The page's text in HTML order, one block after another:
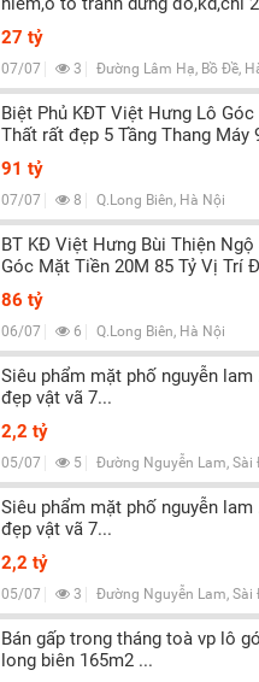
27 tỷ
07/07 3 Đường Lâm Hạ, Bồ Đề,
Biệt Phủ KĐT Việt Hưng Lô Góc
Thất rất đẹp 5 Tầng Thang Máy
91 tỷ
07/07 8 Q.Long Biên, Hà Nội
BT KĐ Việt Hưng Bùi Thiện Ngộ
Góc Mặt Tiền 20M 85 Tỷ Vị Trí
86 tỷ
06/07 6 Q.Long Biên, Hà Nội
Siêu phẩm mặt phố nguyễn
đẹp vật vã 7...
2,2 tỷ
05/07 5 Đường Nguyễn Lam, Sài
Siêu phẩm mặt phố nguyễn
đẹp vật vã 7...
2,2 tỷ
05/07 3 Đường Nguyễn Lam, Sài
Bán gấp trong tháng toà vp lô
long biên 165m2 ...